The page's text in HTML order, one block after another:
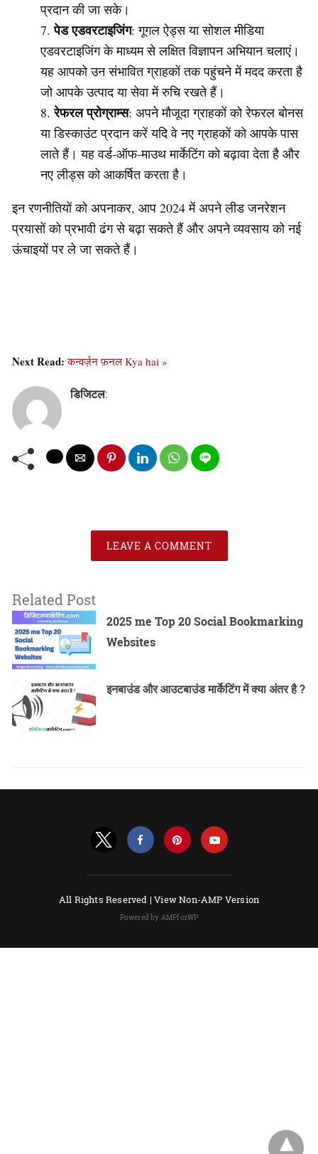
प्रदान की जा सके।
पेड एडवरटाइजिंग: गूगल ऐड्स या सोशल मीडिया
एडवरटाइजिंग के माध्यम से लक्षित विज्ञापन अभियान चलाएं।
यह आपको उन संभावित ग्राहकों तक पहुंचने में मदद करता है
जो आपके उत्पाद या सेवा में रुचि रखते हैं।
रेफरल प्रोग्राम्स: अपने मौजूदा ग्राहकों को रेफरल बोनस
या डिस्काउंट प्रदान करें यदि वे नए ग्राहकों को आपके पास
लाते हैं। यह वर्ड-ऑफ-माउथ मार्केटिंग को बढ़ावा देता है और
नए लीड्स को आकर्षित करता है।
इन रणनीतियों को अपनाकर, आप 2024 में अपने लीड जनरेशन
प्रयासों को प्रभावी ढंग से बढ़ा सकते हैं और अपने व्यवसाय को नई
ऊंचाइयों पर ले जा सकते हैं।
Next Read:कन्वर्ज़न फ़नल Kya hai »
डिजिटल:
LEAVE A COMMENT
Related Post
2025 me Top 20 Social Bookmarking
Websites
इनबाउंड और आउटबाउंड मार्केटिंग में क्या अंतर है ?
All Rights Reserved |View Non-AMP Version
Powered by AMPforWP